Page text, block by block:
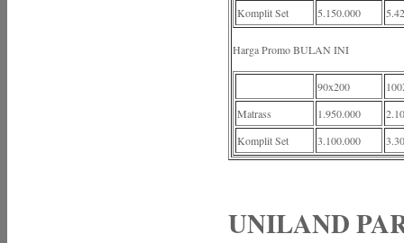
Komplit Set
5.150.000
Harga Promo BULAN INI
90x200
Matrass
1.950.000
Komplit Set
3.100.000
UNILAND